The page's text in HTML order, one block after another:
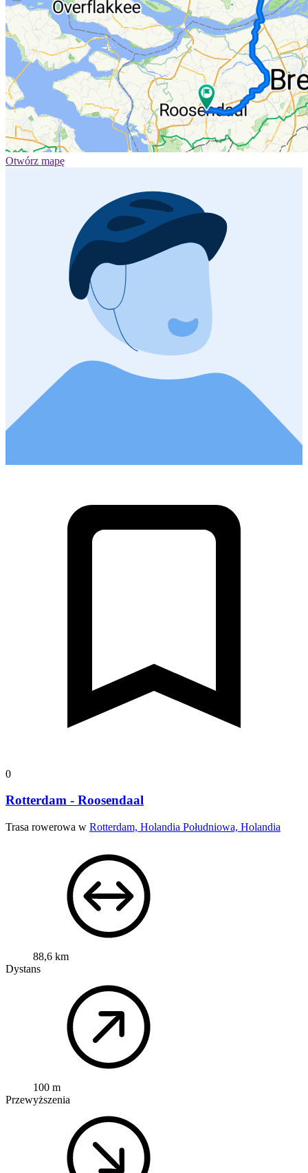
Otwórz mapę
0
Rotterdam - Roosendaal
Trasa rowerowa w Rotterdam, Holandia Południowa, Holandia
88,6 km
Dystans
100 m
Przewyższenia